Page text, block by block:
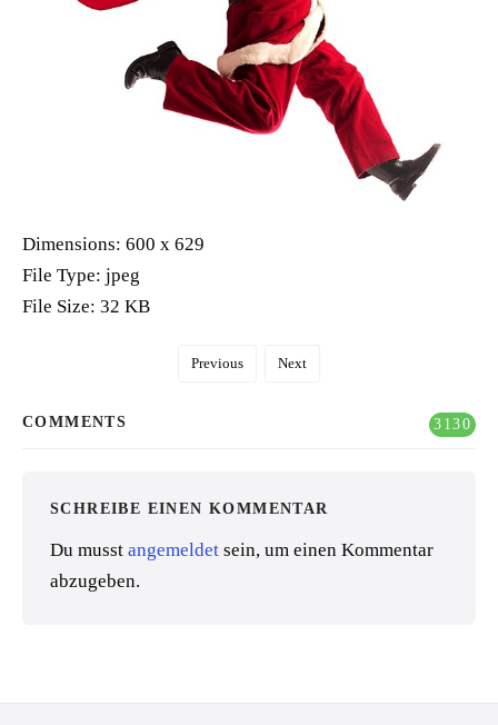
Dimensions: 600 x 629
File Type: jpeg
File Size: 32 KB
Previous Next
COMMENTS 3130
SCHREIBE EINEN KOMMENTAR
Du musst angemeldet sein, um einen Kommentar
abzugeben.